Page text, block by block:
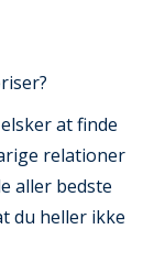
at finde
relationer
aller bedste
du heller ikke